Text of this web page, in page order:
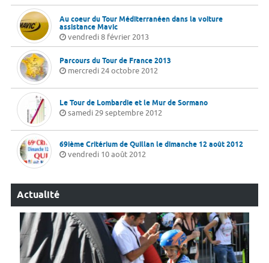
Au coeur du Tour Méditerranéen dans la voiture
assistance Mavic
vendredi 8 février 2013
Parcours du Tour de France 2013
mercredi 24 octobre 2012
Le Tour de Lombardie et le Mur de Sormano
samedi 29 septembre 2012
69ième Critérium de Quillan le dimanche 12 août 2012
vendredi 10 août 2012
Actualité